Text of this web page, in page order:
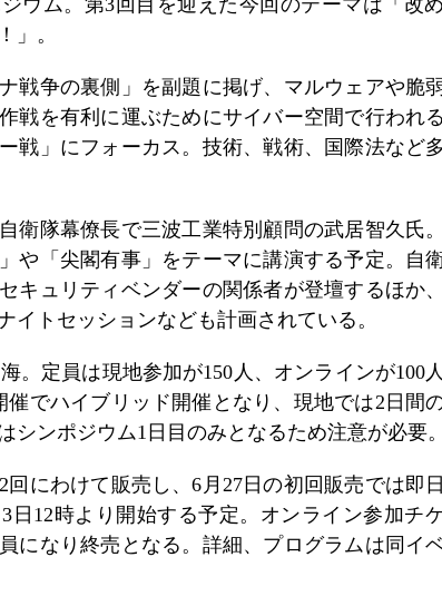
ウム。第3回目を迎えた今回のテーマは「改
」。
戦争の裏側」を副題に掲げ、マルウェアや脆
戦を有利に運ぶためにサイバー空間で行われ
戦」にフォーカス。技術、戦術、国際法など
衛隊幕僚長で三波工業特別顧問の武居智久氏
や「尖閣有事」をテーマに講演する予定。自
キュリティベンダーの関係者が登壇するほか
イトセッションなども計画されている。
。定員は現地参加が150人、オンラインが100
催でハイブリッド開催となり、現地では2日間
シンポジウム1日目のみとなるため注意が必要。
にわけて販売し、6月27日の初回販売では即
日12時より開始する予定。オンライン参加チ
になり終売となる。詳細、プログラムは同イ